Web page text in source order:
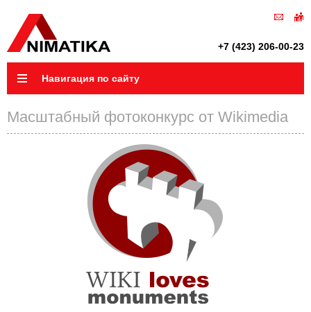
+7 (423) 206-00-23
Навигация по сайту
Масштабный фотоконкурс от Wikimedia